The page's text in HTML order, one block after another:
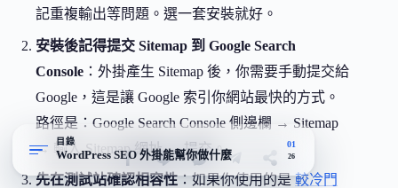
記重複輸出等問題。選一套安裝就好。
安裝後記得提交 Sitemap 到 Google Search
Console ：外掛產生 Sitemap 後，你需要手動提交給
Google，這是讓 Google 索引你網站最快的方式。
路徑是：Google Search Console 側邊欄 → Sitemap
→ 輸入 Sitemap 網址 → 提交。
先在測試站確認相容性：如果你使用的是較冷門
目錄
WordPress SEO 外掛能幫你做什麼
01
26